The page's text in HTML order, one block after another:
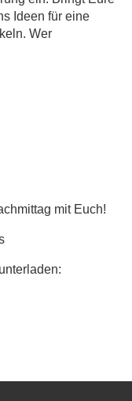
Ideen für eine
Wer
mit Euch!